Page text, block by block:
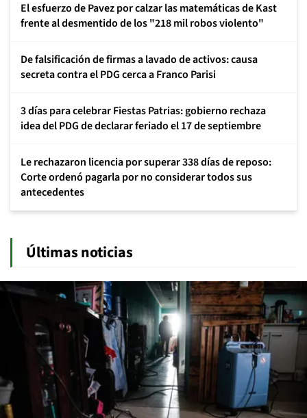
El esfuerzo de Pavez por calzar las matemáticas de Kast
frente al desmentido de los "218 mil robos violento"
De falsificación de firmas a lavado de activos: causa
secreta contra el PDG cerca a Franco Parisi
3 días para celebrar Fiestas Patrias: gobierno rechaza
idea del PDG de declarar feriado el 17 de septiembre
Le rechazaron licencia por superar 338 días de reposo:
Corte ordenó pagarla por no considerar todos sus
antecedentes
Últimas noticias